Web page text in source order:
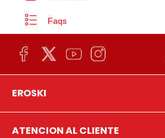
Faqs
EROSKI
ATENCION AL CLIENTE